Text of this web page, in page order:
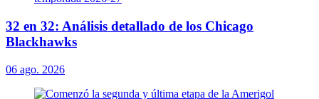
32 en 32: Análisis detallado de los Chicago
Blackhawks
06 ago. 2026